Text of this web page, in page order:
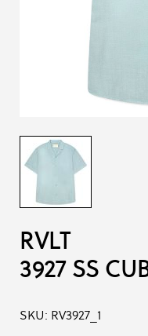
RVLT
3927 SS
SKU: RV3927_1